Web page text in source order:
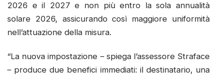
2026 e il 2027 e non più entro la sola annualità
solare 2026, assicurando così maggiore uniformità
nell’attuazione della misura.
“La nuova impostazione – spiega l’assessore Straface
– produce due benefici immediati: il destinatario, una